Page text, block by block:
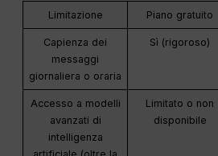
Limitazione Piano gratuito
Capienza dei
messaggi
giornaliera o oraria
Sì (rigoroso)
Accesso a modelli
avanzati di
intelligenza
Limitato o non
disponibile